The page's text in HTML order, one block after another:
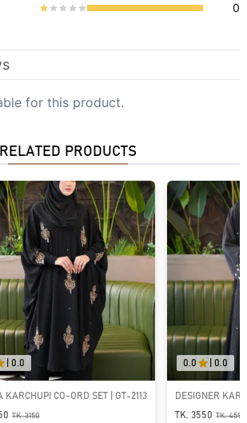
0
for this product.
RELATED PRODUCTS
SET | GT-2113
DESIGNER KARCHUPI PREMIUM